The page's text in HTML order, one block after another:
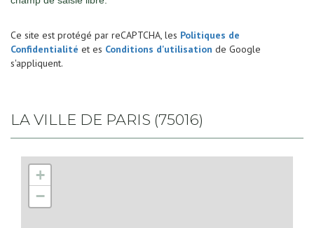
Ce site est protégé par reCAPTCHA, les Politiques de
Confidentialité et es Conditions d'utilisation de Google
s'appliquent.
LA VILLE DE PARIS (75016)
+
−